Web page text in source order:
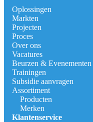
Oplossingen
Markten
Projecten
Proces
Over ons
Vacatures
Beurzen & Evenementen
Trainingen
Subsidie aanvragen
Assortiment
Producten
Merken
Klantenservice